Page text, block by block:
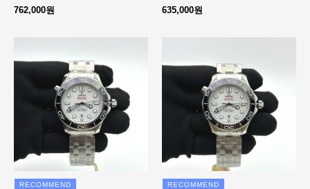
762,000원
635,000원
RECOMMEND RECOMMEND